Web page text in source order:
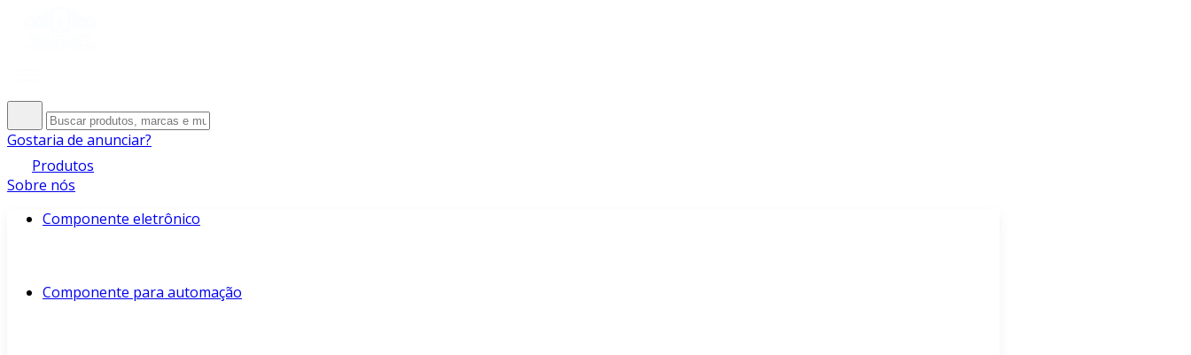
Gostaria de anunciar?
Produtos
Sobre nós
Componente eletrônico
Componente para automação